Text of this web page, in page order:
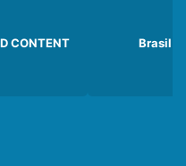
CONTENT Brasil